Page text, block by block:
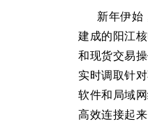
新年伊始，
建成的阳江
和现货交易
实时调取针
软件和局域
高效连接起